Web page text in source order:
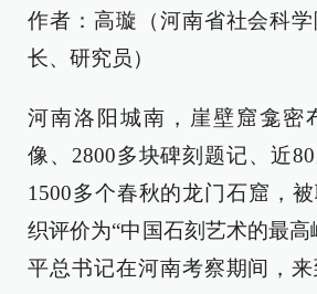
作者：高璇（河南省社会科
长、研究员）
河南洛阳城南，崖壁窟龛密
像、2800多块碑刻题记、近
1500多个春秋的龙门石窟，
织评价为“中国石刻艺术的最高
平总书记在河南考察期间，